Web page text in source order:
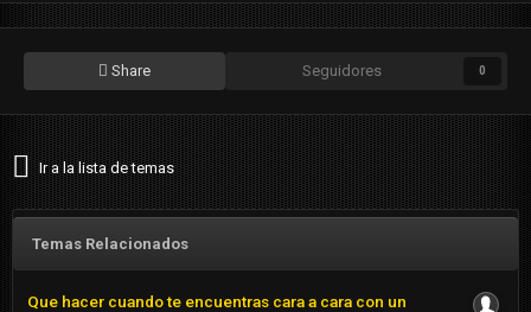
Share Seguidores 0
Ir a la lista de temas
Temas Relacionados
Que hacer cuando te encuentras cara a cara con un